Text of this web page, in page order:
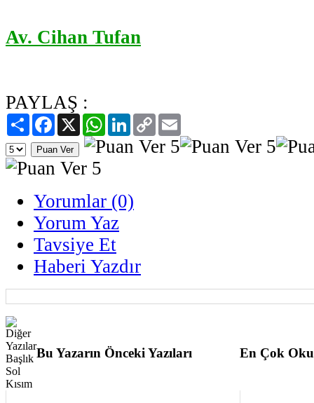
Av. Cihan Tufan
PAYLAŞ :
PaylaşFacebook
X WhatsAppLinkedIn
Copy
Link
Yorumlar (0)
Yorum Yaz
Tavsiye Et
Haberi Yazdır
Bu Yazarın Önceki Yazıları En Çok